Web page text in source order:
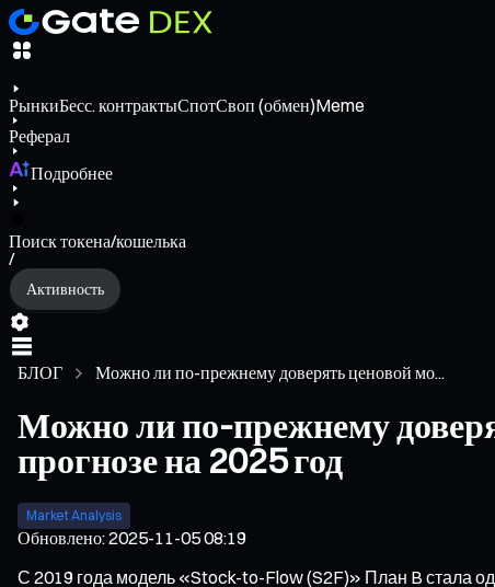
РынкиБесс. контрактыСпотСвоп (обмен)Meme
Реферал
Подробнее
Поиск токена/кошелька
/
Активность
БЛОГ Можно ли по-прежнему доверять ценовой мо...
Можно ли по-прежнему
прогнозе на 2025 год
Market Analysis
Обновлено:2025-11-05 08:19
С 2019 года модель «Stock-to-Flow (S2F)» План B стала